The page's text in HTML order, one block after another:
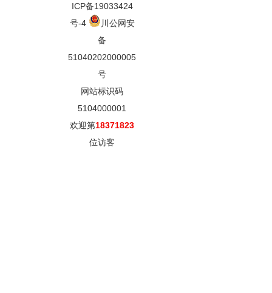
ICP备19033424
号-4
川公网安
备
51040202000005
号
网站标识码
5104000001
欢迎第18371823
位访客